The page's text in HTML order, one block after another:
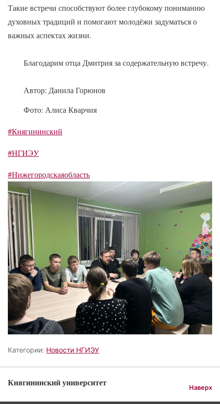
Такие встречи способствуют более глубокому пониманию
духовных традиций и помогают молодёжи задуматься о
важных аспектах жизни.
Благодарим отца Дмитрия за содержательную встречу.
Автор: Данила Горюнов
Фото: Алиса Кварчия
#Княгининский
#НГИЭУ
#Нижегородскаяобласть
Категории: Новости НГИЭУ
Княгининский университет Наверх